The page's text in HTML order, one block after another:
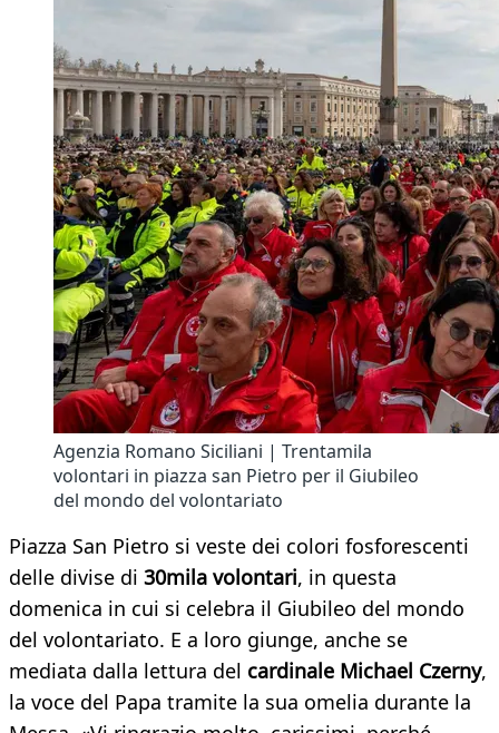
Agenzia Romano Siciliani | Trentamila
volontari in piazza san Pietro per il Giubileo
del mondo del volontariato
Piazza San Pietro si veste dei colori fosforescenti
delle divise di 30mila volontari, in questa
domenica in cui si celebra il Giubileo del mondo
del volontariato. E a loro giunge, anche se
mediata dalla lettura del cardinale Michael Czerny,
la voce del Papa tramite la sua omelia durante la